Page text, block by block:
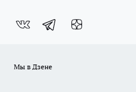
Мы в Дзене